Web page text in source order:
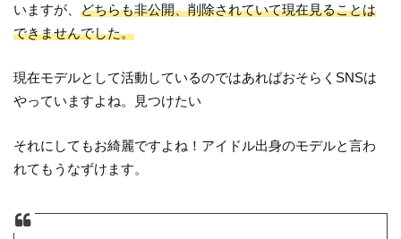
いますが、どちらも非公開、削除されていて現在見ることは
できませんでした。
現在モデルとして活動しているのではあればおそらくSNSは
やっていますよね。見つけたい
それにしてもお綺麗ですよね！アイドル出身のモデルと言わ
れてもうなずけます。